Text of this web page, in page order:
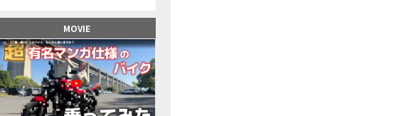
ーム鈴鹿サーキットロード】オープン当日イベントレポ！
ットに近い！】ホンダドリーム鈴鹿サーキットロードOPEN！ #茉ひる
ADVオーナーの素直な理由。〇〇で納得の買取してもらいました|Honda X-ADV
さんコラボ】CIVIC TYPE R♪スタッフオススメの鈴鹿ドライブへ！【後編】
イク試乗！4輪走行は驚きの…【Honda GoldWing AfricaTwin】試乗会in鈴鹿ツインサーキット
MOVIE